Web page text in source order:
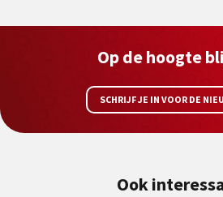
Op de hoogte
SCHRIJF JE IN VOOR DE
Ook